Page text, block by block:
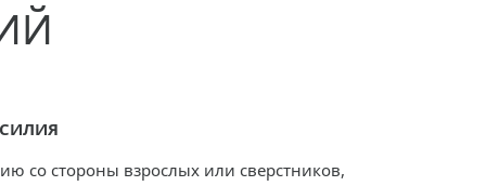
со стороны взрослых или сверстников,